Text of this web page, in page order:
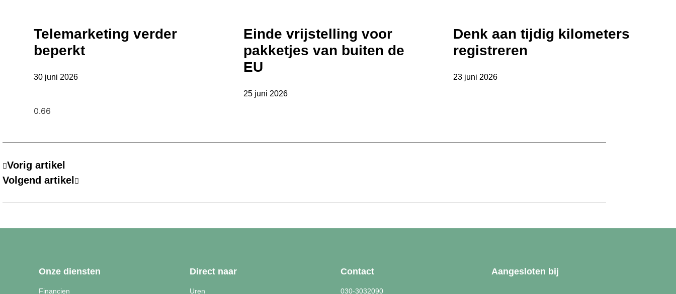
Telemarketing verder
beperkt
30 juni 2026
Einde vrijstelling voor
pakketjes van buiten de
EU
25 juni 2026
Denk aan tijdig kilometers
registreren
23 juni 2026
Vorig artikel
Volgend artikel
Onze diensten
Financien
Direct naar
Uren
Contact
030-3032090
Aangesloten bij